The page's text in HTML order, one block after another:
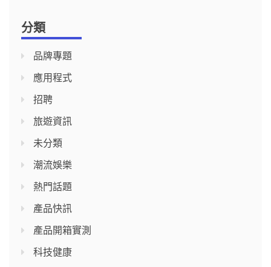
分類
品牌專題
應用程式
招聘
旅遊資訊
未分類
潮流娛樂
熱門話題
產品快訊
產品開箱實測
科技健康